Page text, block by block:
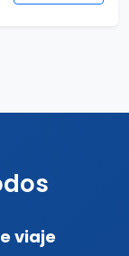
viaje